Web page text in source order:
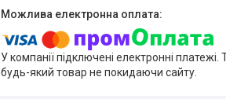
У компанії підключені електронні
будь-який товар не покидаючи сайту.